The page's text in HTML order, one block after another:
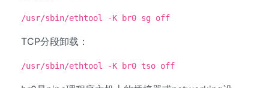
/usr/sbin/ethtool -K br0 sg off
TCP分段卸载：
/usr/sbin/ethtool -K br0 tso off